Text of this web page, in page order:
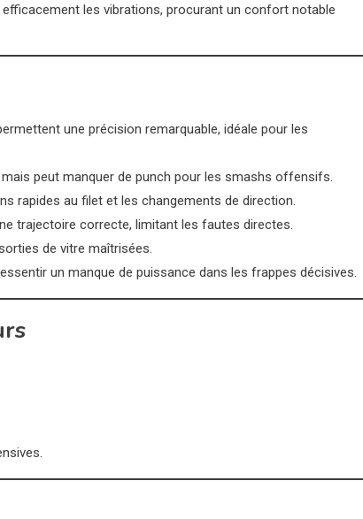
les vibrations, procurant un confort notable
une précision remarquable, idéale pour les
peut manquer de punch pour les smashs offensifs.
rapides au filet et les changements de direction.
trajectoire correcte, limitant les fautes directes.
de vitre maîtrisées.
un manque de puissance dans les frappes décisives.